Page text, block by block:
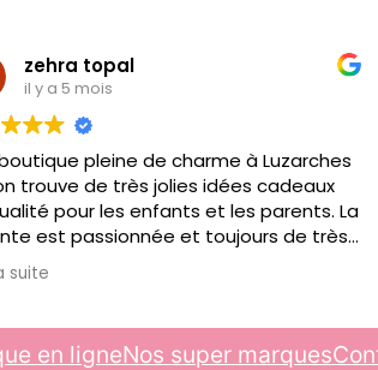
zehra topal
il y a 5 mois
pleine de charme à Luzarches
trouve de très jolies idées cadeaux
pour les enfants et les parents. La
est passionnée et toujours de très
C’est toujours un plaisir d’y
je recommande !!!
suite
en ligneNos super marques